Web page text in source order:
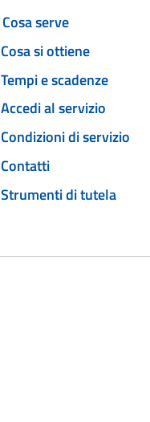
Cosa serve
Cosa si ottiene
Tempi e scadenze
Accedi al servizio
Condizioni di servizio
Contatti
Strumenti di tutela